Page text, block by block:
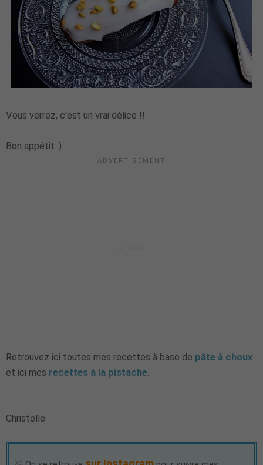
Vous verrez, c'est un vrai délice !!
Bon appétit :)
Retrouvez ici toutes mes recettes à base de pâte à choux
et ici mes recettes à la pistache.
Christelle